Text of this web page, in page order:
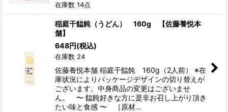
在庫数 14点
稲庭干饂飩（うどん） 160g 【佐藤養悦本
舗】
648円(税込)
在庫数 24
佐藤養悦本舗 稲庭干饂飩 160g（2人前） ※在
庫状況によりパッケージデザインの切り替えが
ございます。中身商品の変更はございませ
ん。 〜 饂飩好きな方に是非お召し上がり頂き
たい味と食感 〜 ［原材…